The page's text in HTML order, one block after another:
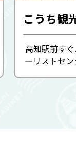
高知駅前す
ーリストセ